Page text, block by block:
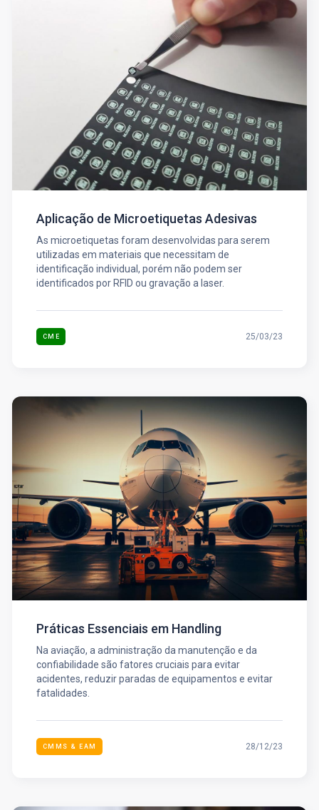
Aplicação de Microetiquetas Adesivas
As microetiquetas foram desenvolvidas para serem
utilizadas em materiais que necessitam de
identificação individual, porém não podem ser
identificados por RFID ou gravação a laser.
CME 25/03/23
Práticas Essenciais em Handling
Na aviação, a administração da manutenção e da
confiabilidade são fatores cruciais para evitar
acidentes, reduzir paradas de equipamentos e evitar
fatalidades.
CMMS & EAM 28/12/23